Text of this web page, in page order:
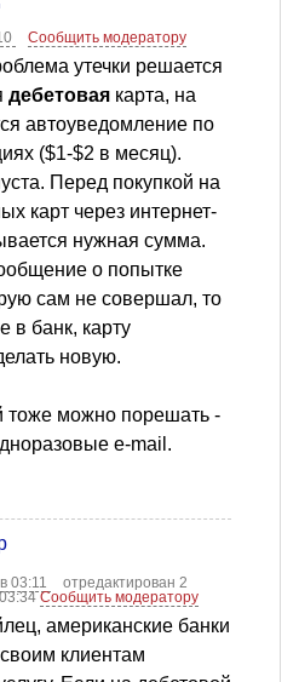
Сообщить модератору
утечки решается
дебетовая карта, на
автоуведомление по
($1-$2 в месяц).
Перед покупкой на
карт через интернет-
нужная сумма.
о попытке
сам не совершал, то
в банк, карту
новую.
тоже можно порешать -
e-mail.
03:11
отредактирован 2
Сообщить модератору
американские банки
клиентам